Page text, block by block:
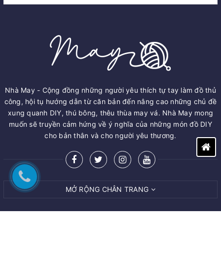
Nhà May - Cộng đồng những người yêu thích tự tay làm đồ thủ
công, hội tụ hướng dẫn từ căn bản đến nâng cao những chủ đề
xung quanh DIY, thú bông, thêu thùa may vá. Nhà May mong
muốn sẽ truyền cảm hứng về ý nghĩa của những món đồ DIY
cho bản thân và cho người yêu thương.
MỞ RỘNG CHÂN TRANG